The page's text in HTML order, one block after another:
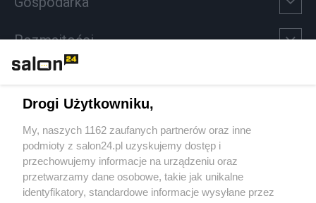
Rozmaitości
Sport
Społeczeństwo
Kultura
Drogi Użytkowniku,
My, naszych 1162 zaufanych partnerów oraz inne
podmioty z salon24.pl uzyskujemy dostęp i
przechowujemy informacje na urządzeniu oraz
przetwarzamy dane osobowe, takie jak unikalne
identyfikatory, standardowe informacje wysyłane przez